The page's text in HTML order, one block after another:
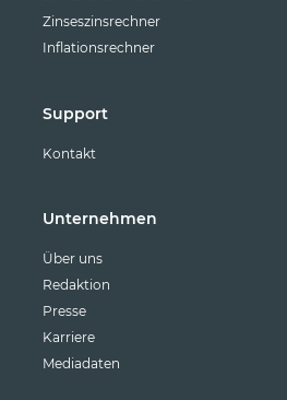
Zinseszinsrechner
Inflationsrechner
Support
Kontakt
Unternehmen
Über uns
Redaktion
Presse
Karriere
Mediadaten